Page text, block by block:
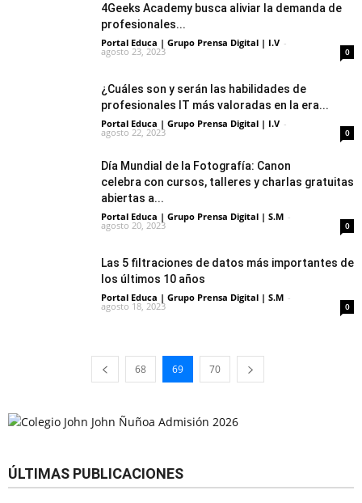
4Geeks Academy busca aliviar la demanda de
profesionales...
Portal Educa | Grupo Prensa Digital | I.V -
agosto 23, 2023 0
¿Cuáles son y serán las habilidades de
profesionales IT más valoradas en la era...
Portal Educa | Grupo Prensa Digital | I.V -
agosto 22, 2023 0
Día Mundial de la Fotografía: Canon
celebra con cursos, talleres y charlas gratuitas
abiertas a...
Portal Educa | Grupo Prensa Digital | S.M -
agosto 20, 2023 0
Las 5 filtraciones de datos más importantes de
los últimos 10 años
Portal Educa | Grupo Prensa Digital | S.M -
agosto 18, 2023 0
68 69 70
ÚLTIMAS PUBLICACIONES